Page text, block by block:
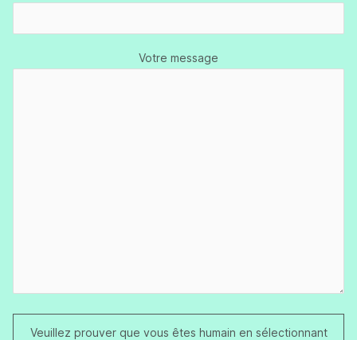
Votre message
Veuillez prouver que vous êtes humain en sélectionnant